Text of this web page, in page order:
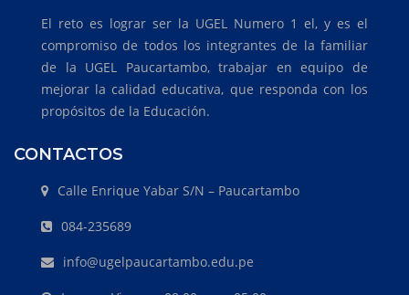
El reto es lograr ser la UGEL Numero 1 el, y es el
compromiso de todos los integrantes de la familiar
de la UGEL Paucartambo, trabajar en equipo de
mejorar la calidad educativa, que responda con los
propósitos de la Educación.
CONTACTOS
Calle Enrique Yabar S/N – Paucartambo
084-235689
info@ugelpaucartambo.edu.pe